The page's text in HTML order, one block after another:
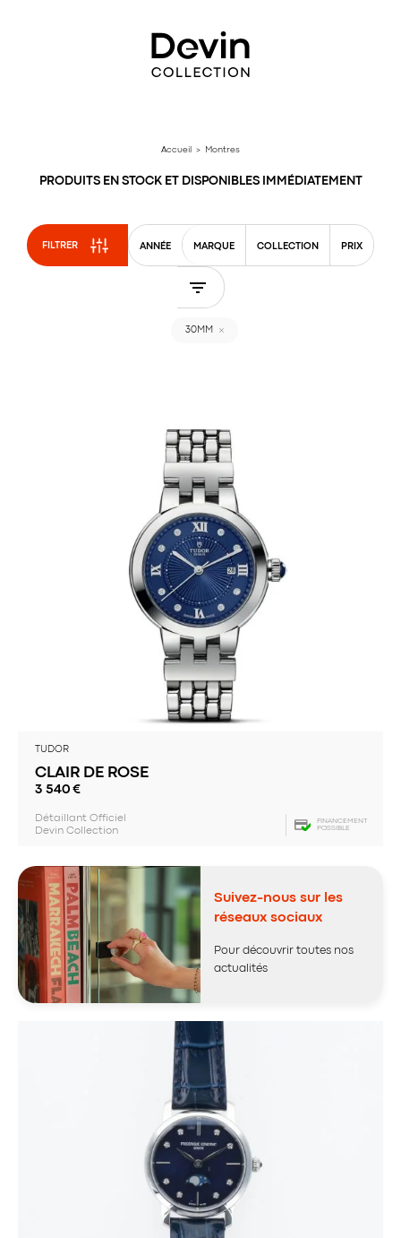
Accueil > Montres
PRODUITS EN STOCK ET DISPONIBLES IMMÉDIATEMENT
FILTRER ANNÉE MARQUE COLLECTION PRIX
30MM
TUDOR
CLAIR DE ROSE
3 540 €
Détaillant Officiel
Devin Collection
FINANCEMENT
POSSIBLE
Suivez-nous sur les
réseaux sociaux
Pour découvrir toutes nos
actualités